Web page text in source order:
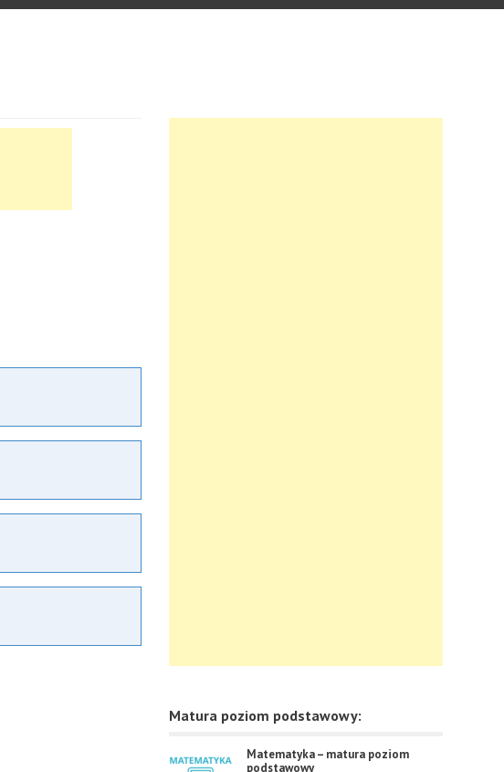
Matura poziom podstawowy:
Matematyka – matura poziom
podstawowy